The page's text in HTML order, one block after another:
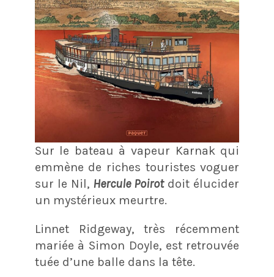
Sur le bateau à vapeur Karnak qui
emmène de riches touristes voguer
sur le Nil, Hercule Poirotdoit élucider
un mystérieux meurtre.
Linnet Ridgeway, très récemment
mariée à Simon Doyle, est retrouvée
tuée d’une balle dans la tête.